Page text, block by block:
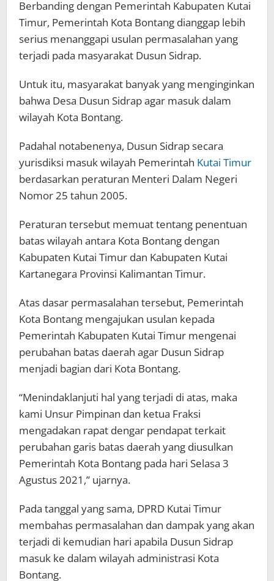
Berbanding dengan Pemerintah Kabupaten Kutai
Timur, Pemerintah Kota Bontang dianggap lebih
serius menanggapi usulan permasalahan yang
terjadi pada masyarakat Dusun Sidrap.
Untuk itu, masyarakat banyak yang menginginkan
bahwa Desa Dusun Sidrap agar masuk dalam
wilayah Kota Bontang.
Padahal notabenenya, Dusun Sidrap secara
yurisdiksi masuk wilayah Pemerintah Kutai Timur
berdasarkan peraturan Menteri Dalam Negeri
Nomor 25 tahun 2005.
Peraturan tersebut memuat tentang penentuan
batas wilayah antara Kota Bontang dengan
Kabupaten Kutai Timur dan Kabupaten Kutai
Kartanegara Provinsi Kalimantan Timur.
Atas dasar permasalahan tersebut, Pemerintah
Kota Bontang mengajukan usulan kepada
Pemerintah Kabupaten Kutai Timur mengenai
perubahan batas daerah agar Dusun Sidrap
menjadi bagian dari Kota Bontang.
“Menindaklanjuti hal yang terjadi di atas, maka
kami Unsur Pimpinan dan ketua Fraksi
mengadakan rapat dengar pendapat terkait
perubahan garis batas daerah yang diusulkan
Pemerintah Kota Bontang pada hari Selasa 3
Agustus 2021,” ujarnya.
Pada tanggal yang sama, DPRD Kutai Timur
membahas permasalahan dan dampak yang akan
terjadi di kemudian hari apabila Dusun Sidrap
masuk ke dalam wilayah administrasi Kota
Bontang.